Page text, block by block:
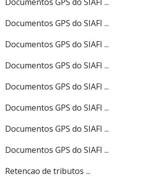
Documentos GPS do SIAFI ...
Documentos GPS do SIAFI ...
Documentos GPS do SIAFI ...
Documentos GPS do SIAFI ...
Documentos GPS do SIAFI ...
Documentos GPS do SIAFI ...
Documentos GPS do SIAFI ...
Retencao de tributos ...